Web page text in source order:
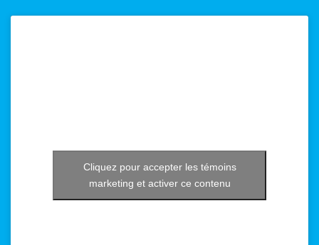
Cliquez pour accepter les témoins
marketing et activer ce contenu